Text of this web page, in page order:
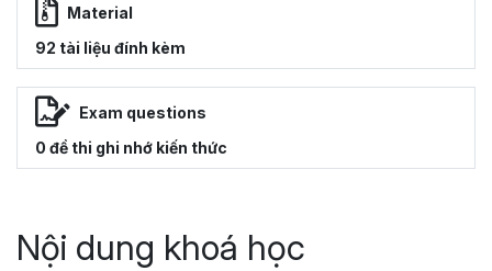
Material
92 tài liệu đính kèm
Exam questions
0 đề thi ghi nhớ kiến thức
Nội dung khoá học